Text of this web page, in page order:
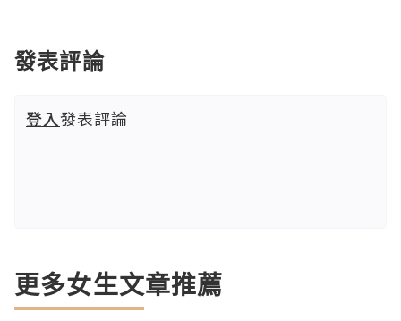
發表評論
登入發表評論
更多女生文章推薦